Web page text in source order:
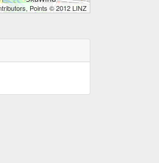
Points © 2012 LINZ